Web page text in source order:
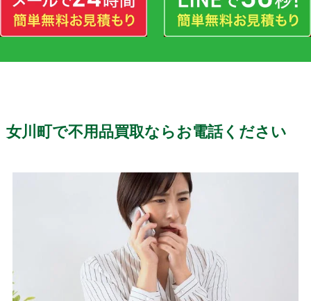
女川町で不用品買取ならお電話ください